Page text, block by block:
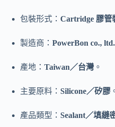
包裝形式： Cartridge 膠管
製造商： PowerBon co., ltd.
產地： Taiwan／台灣 。
主要原料： Silicone／矽膠
產品類型： Sealant／填縫